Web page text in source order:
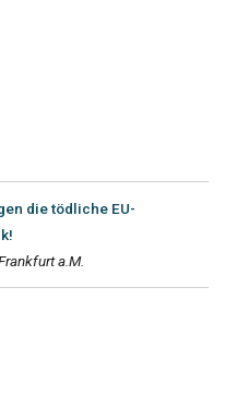
die tödliche EU-
a.M.